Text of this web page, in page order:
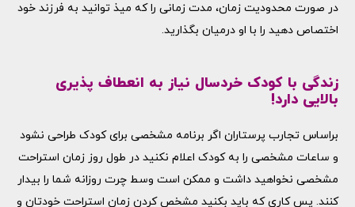
در صورت محدودیت زمان، مدت زمانی را که میذ توانید به فرزند خود
اختصاص دهید را با او درمیان بگذارید.
زندگی با کودک خردسال نیاز به انعطاف پذیری
بالایی دارد!
براساس تجارب پرستاران اگر برنامه مشخصی برای کودک طراحی نشود
و ساعات مشخصی را به کودک اعلام نکنید در طول روز زمان استراحت
مشخصی نخواهید داشت و ممکن است وسط چرت روزانه شما را بیدار
کنند. پس کاری که باید بکنید مشخص کردن زمان استراحت خودتان و